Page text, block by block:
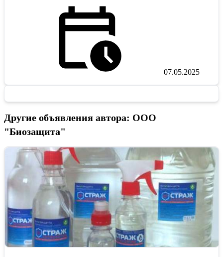
07.05.2025
Другие объявления автора: ООО
"Биозащита"